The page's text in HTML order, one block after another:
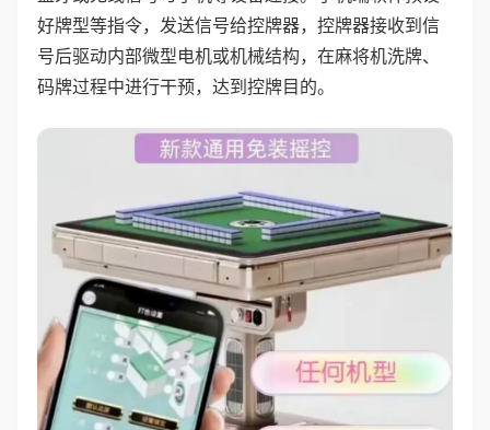
好牌型等指令，发送信号给控牌器，控牌器接收到信
号后驱动内部微型电机或机械结构，在麻将机洗牌、
码牌过程中进行干预，达到控牌目的。